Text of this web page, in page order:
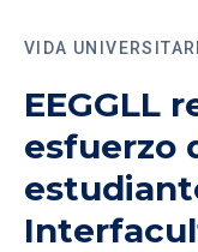
VIDA
EEGGLL
esfuerzo